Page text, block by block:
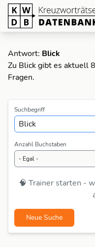
Antwort: Blick
Zu Blick gibt es aktuell
Fragen.
Suchbegriff
Anzahl Buchstaben
🧠 Trainer starten -
Neue Suche